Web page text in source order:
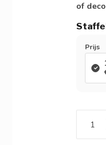
of
Prijs